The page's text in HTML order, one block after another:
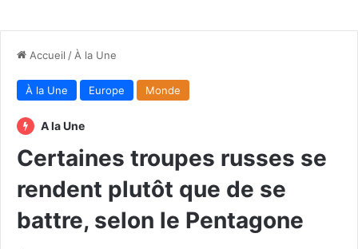
Accueil / À la Une
À la Une Europe Monde
A la Une
Certaines troupes russes se
rendent plutôt que de se
battre, selon le Pentagone